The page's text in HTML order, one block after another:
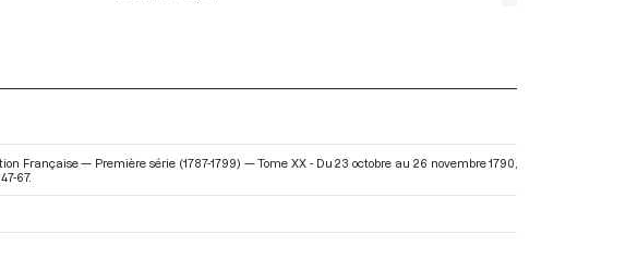
Française — Première série (1787-1799) — Tome XX - Du 23 octobre au 26 novembre 1790
67.